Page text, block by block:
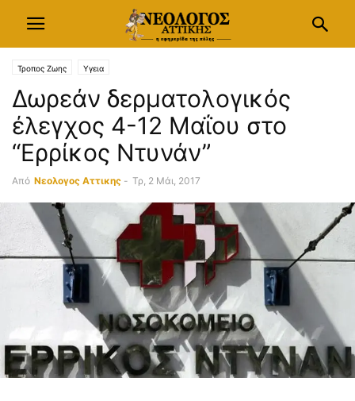
Τροπος Ζωης Υγεια
Δωρεάν δερματολογικός
έλεγχος 4-12 Μαΐου στο
“Ερρίκος Ντυνάν”
Από Νεολογος Αττικης - Τρ, 2 Μάι, 2017